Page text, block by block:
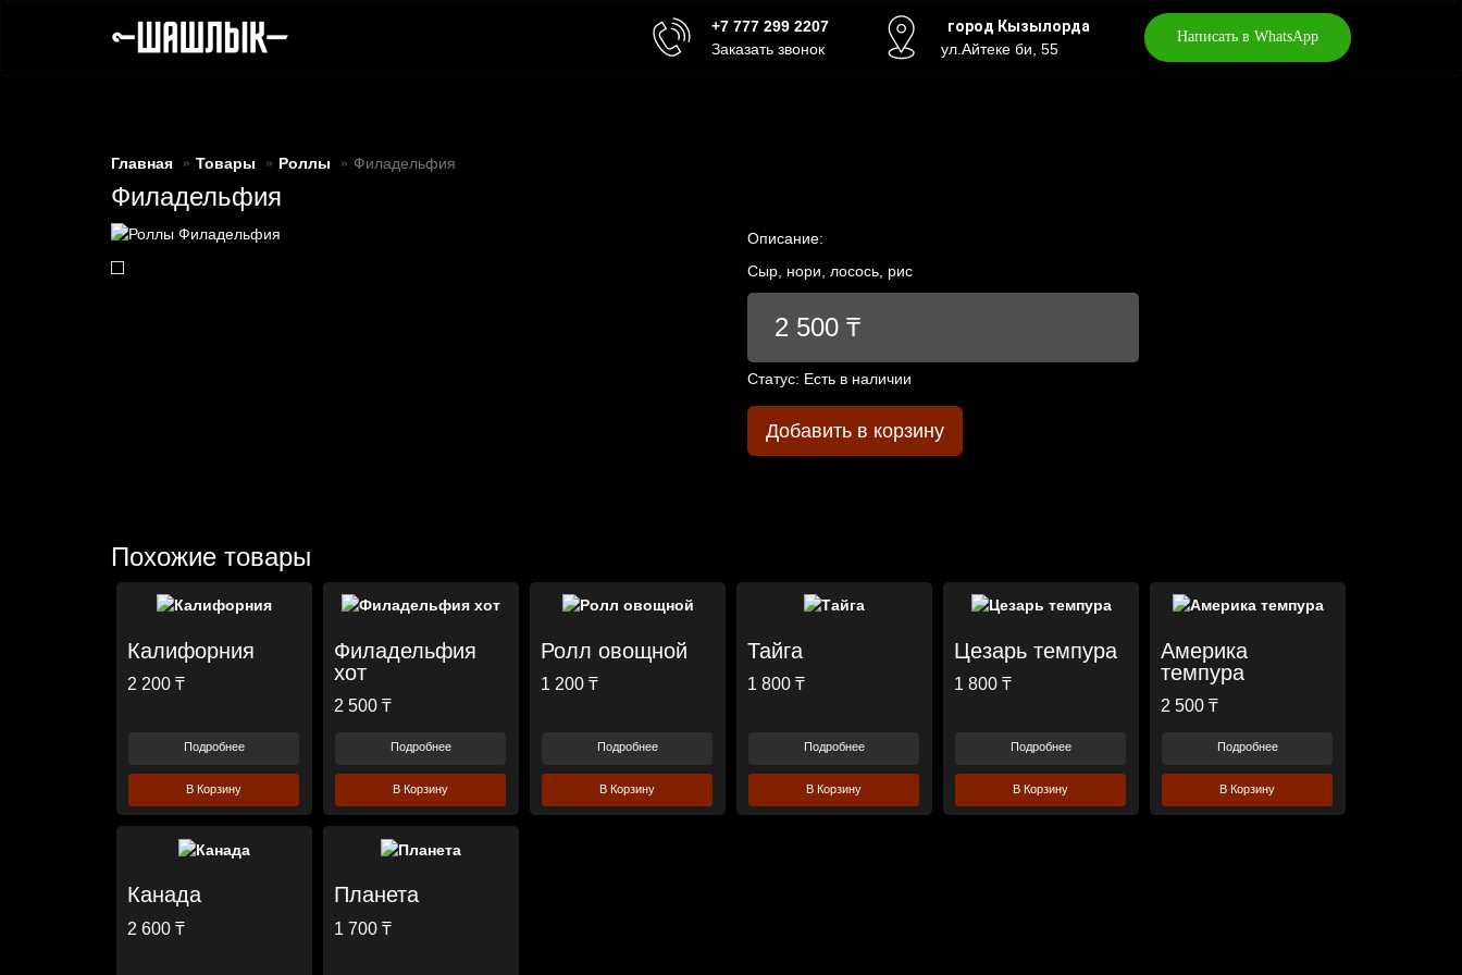
+7 777 299 2207
Заказать звонок
город Кызылорда
ул.Айтеке би, 55
Написать в WhatsApp
Главная Товары Роллы Филадельфия
Филадельфия
Описание:
Сыр, нори, лосось, рис
2 500 ₸
Статус: Есть в наличии
Добавить в корзину
Похожие товары
Калифорния
2 200 ₸
Подробнее
В Корзину
Филадельфия
хот
2 500 ₸
Подробнее
В Корзину
Ролл овощной
1 200 ₸
Подробнее
В Корзину
Тайга
1 800 ₸
Подробнее
В Корзину
Цезарь темпура
1 800 ₸
Подробнее
В Корзину
Америка
темпура
2 500 ₸
Подробнее
В Корзину
Канада
2 600 ₸
Планета
1 700 ₸